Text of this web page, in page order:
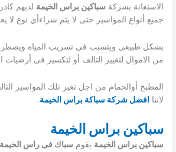
الاستعانة بشركة سباكين براس الخيمة لديهم
جميع أنواع المواسير حتى لا يتم شراءأي نوع لا
بشكل طبيعى ويتسبب فى تسريب المياه ويضطر
من الاموال لتغيير التالف أو لتكسير فى أرضيات
المطبخ أوالحمام من اجل تغير تلك المواسير
لاننا افضل شركة سباكة براس الخيمة.
سباكين براس الخيمة
سباكين براس الخيمة يقوم سباك فى راس الخيمة